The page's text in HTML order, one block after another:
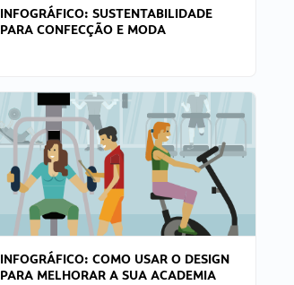
INFOGRÁFICO: SUSTENTABILIDADE
PARA CONFECÇÃO E MODA
INFOGRÁFICO: COMO USAR O DESIGN
PARA MELHORAR A SUA ACADEMIA